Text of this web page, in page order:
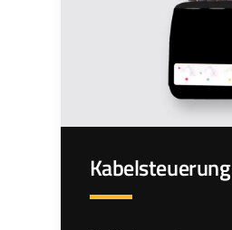
Kabelsteuerung